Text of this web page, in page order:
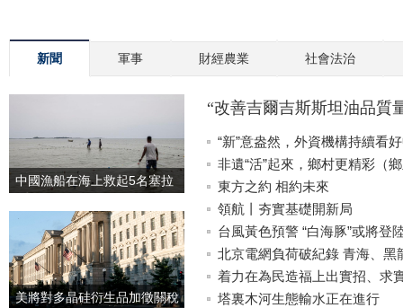
新聞 軍事 財經農業 社會法治
中國漁船在海上救起5名塞拉
美將對多晶硅衍生品加徵關稅
“改善吉爾吉斯斯坦油品質
國—吉爾吉斯斯坦媒體高
訪）
“新”意盎然，外資機構持續看
非遺“活”起來，鄉村更精彩（
東方之約 相約未來
領航丨夯實基礎開新局
台風黃色預警 “白海豚”或將登
北京電網負荷破紀錄 青海、黑
着力在為民造福上出實招、求
塔裏木河生態輸水正在進行